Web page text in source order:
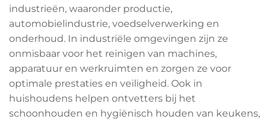
industrieën, waaronder productie,
automobielindustrie, voedselverwerking en
onderhoud. In industriële omgevingen zijn ze
onmisbaar voor het reinigen van machines,
apparatuur en werkruimten en zorgen ze voor
optimale prestaties en veiligheid. Ook in
huishoudens helpen ontvetters bij het
schoonhouden en hygiënisch houden van keukens,